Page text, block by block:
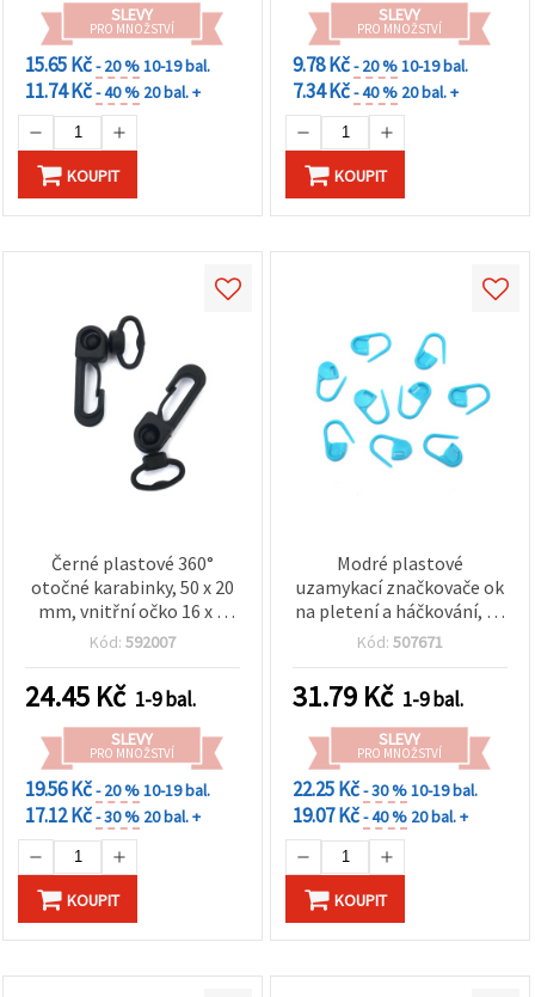
na tlačítko
"Uložit"
Přijmout
vše
Nastavení
SLEVY
PRO MNOŽSTVÍ
15.65 Kč- 20 %10-19 bal.
11.74 Kč- 40 % 20 bal. +
KOUPIT
SLEVY
PRO MNOŽSTVÍ
9.78 Kč- 20 %10-19 bal.
7.34 Kč- 40 % 20 bal. +
KOUPIT
Černé plastové 360°
otočné karabinky, 50 x 20
mm, vnitřní očko 16 x 5
mm – pro DIY, tašky a
ks
Kód: 592007
24.45 Kč 1-9 bal.
SLEVY
PRO MNOŽSTVÍ
19.56 Kč- 20 %10-19 bal.
17.12 Kč- 30 % 20 bal. +
KOUPIT
Modré plastové
uzamykací značkovače ok
na pletení a háčkování, U-
tvar, 20×8 mm – 50 ks
Kód: 507671
31.79 Kč 1-9 bal.
SLEVY
PRO MNOŽSTVÍ
22.25 Kč- 30 %10-19 bal.
19.07 Kč- 40 % 20 bal. +
KOUPIT